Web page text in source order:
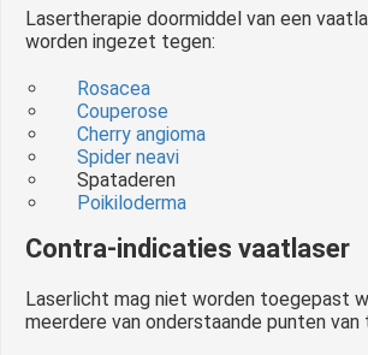
Lasertherapie doormiddel van een
worden ingezet tegen:
Rosacea
Couperose
Cherry angioma
Spider neavi
Spataderen
Poikiloderma
Contra-indicaties vaatlaser
Laserlicht mag niet worden toegepast
meerdere van onderstaande punten van